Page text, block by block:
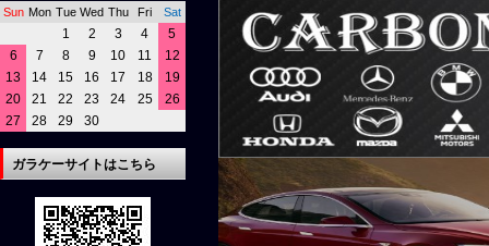
Sun Mon Tue Wed Thu Fri Sat
1 2 3 4
5
6
7 8 9 10 11
12
13
14 15 16 17 18
19
20
21 22 23 24 25
26
27
28 29 30
ガラケーサイトはこちら